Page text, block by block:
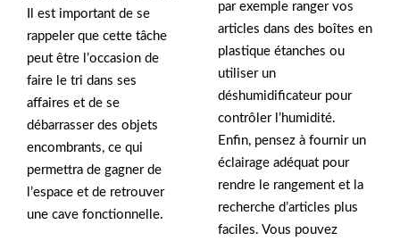
Il est important de se
rappeler que cette tâche
peut être l’occasion de
faire le tri dans ses
affaires et de se
débarrasser des objets
encombrants, ce qui
permettra de gagner de
l’espace et de retrouver
une cave fonctionnelle.
par exemple ranger vos
articles dans des boîtes en
plastique étanches ou
utiliser un
déshumidificateur pour
contrôler l’humidité.
Enfin, pensez à fournir un
éclairage adéquat pour
rendre le rangement et la
recherche d’articles plus
faciles. Vous pouvez